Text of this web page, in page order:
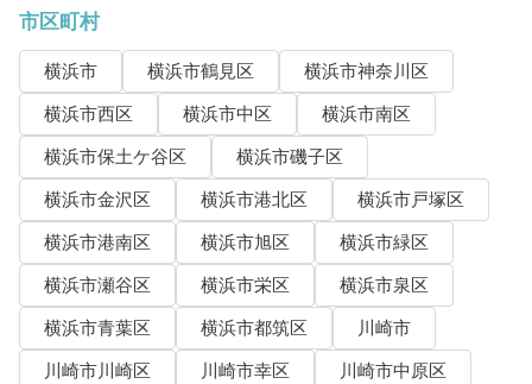
市区町村
横浜市 横浜市鶴見区
横浜市神奈川区
横浜市西区
横浜市中区
横浜市南区
横浜市保土ケ谷区
横浜市磯子区
横浜市金沢区
横浜市港北区
横浜市戸塚区
横浜市港南区
横浜市旭区
横浜市緑区
横浜市瀬谷区
横浜市栄区
横浜市泉区
横浜市青葉区
横浜市都筑区
川崎市
川崎市川崎区
川崎市幸区
川崎市中原区